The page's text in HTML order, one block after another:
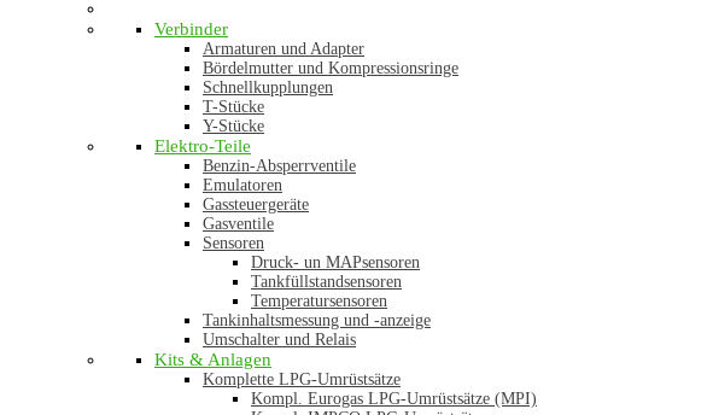
Verbinder
Armaturen und Adapter
Bördelmutter und Kompressionsringe
Schnellkupplungen
T-Stücke
Y-Stücke
Elektro-Teile
Benzin-Absperrventile
Emulatoren
Gassteuergeräte
Gasventile
Sensoren
Druck- un MAPsensoren
Tankfüllstandsensoren
Temperatursensoren
Tankinhaltsmessung und -anzeige
Umschalter und Relais
Kits & Anlagen
Komplette LPG-Umrüstsätze
Kompl. Eurogas LPG-Umrüstsätze (MPI)